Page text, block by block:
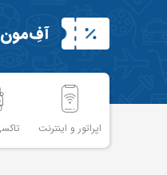
آفِ‌مون
اپراتور و اینترنت